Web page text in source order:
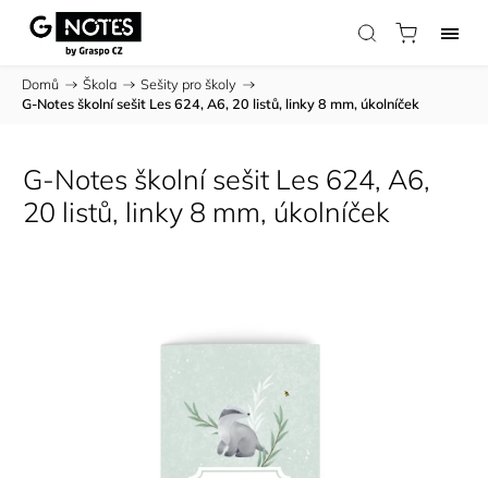
Domů / Škola / Sešity pro školy /
G-Notes školní sešit Les 624, A6, 20 listů, linky 8 mm, úkolníček
G-Notes školní sešit Les 624, A6,
20 listů, linky 8 mm, úkolníček